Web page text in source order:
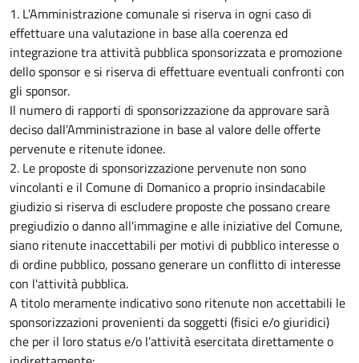
1. L’Amministrazione comunale si riserva in ogni caso di
effettuare una valutazione in base alla coerenza ed
integrazione tra attività pubblica sponsorizzata e promozione
dello sponsor e si riserva di effettuare eventuali confronti con
gli sponsor.
Il numero di rapporti di sponsorizzazione da approvare sarà
deciso dall’Amministrazione in base al valore delle offerte
pervenute e ritenute idonee.
2. Le proposte di sponsorizzazione pervenute non sono
vincolanti e il Comune di Domanico a proprio insindacabile
giudizio si riserva di escludere proposte che possano creare
pregiudizio o danno all'immagine e alle iniziative del Comune,
siano ritenute inaccettabili per motivi di pubblico interesse o
di ordine pubblico, possano generare un conflitto di interesse
con l'attività pubblica.
A titolo meramente indicativo sono ritenute non accettabili le
sponsorizzazioni provenienti da soggetti (fisici e/o giuridici)
che per il loro status e/o l’attività esercitata direttamente o